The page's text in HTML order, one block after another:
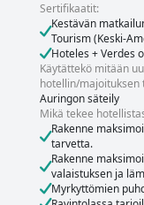
Sertifikaatit:
Kestävän
Tourism (Keski-
Hoteles + Verdes
Käytättekö mitään
hotellin/majoituksen
Auringon säteily
Mikä tekee
Rakenne
tarvetta.
Rakenne
valaistuksen ja
Myrkyttömien